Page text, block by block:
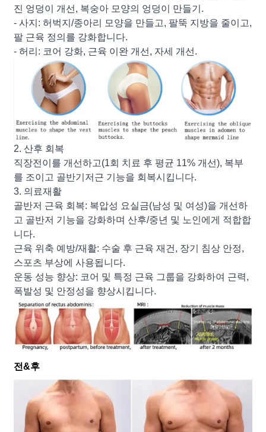
진 엉덩이 개선, 복숭아 모양의 엉덩이 만들기.
- 사지: 허벅지/종아리 모양을 만들고, 팔뚝 지방을 줄이고,
팔 근육 정의를 강화합니다.
- 허리: 코어 강화, 근육 이완 개선, 자세 개선.
2. 산후 회복
직장전이를 개선하고(1회 치료 후 평균 11% 개선), 복부
를 조이고 골반기저근 기능을 회복시킵니다.
3. 의료재활
골반저 근육 회복: 복압성 요실금(남성 및 여성)을 개선하
고 골반저 기능을 강화하며 산후/중년 및 노인에게 적합합
니다.
근육 위축 예방/재활: 수술 후 근육 재건, 장기 침상 안정,
스포츠 부상에 사용됩니다.
운동 성능 향상: 코어 및 특정 근육 그룹을 강화하여 근력,
폭발성 및 안정성을 향상시킵니다.
전&후